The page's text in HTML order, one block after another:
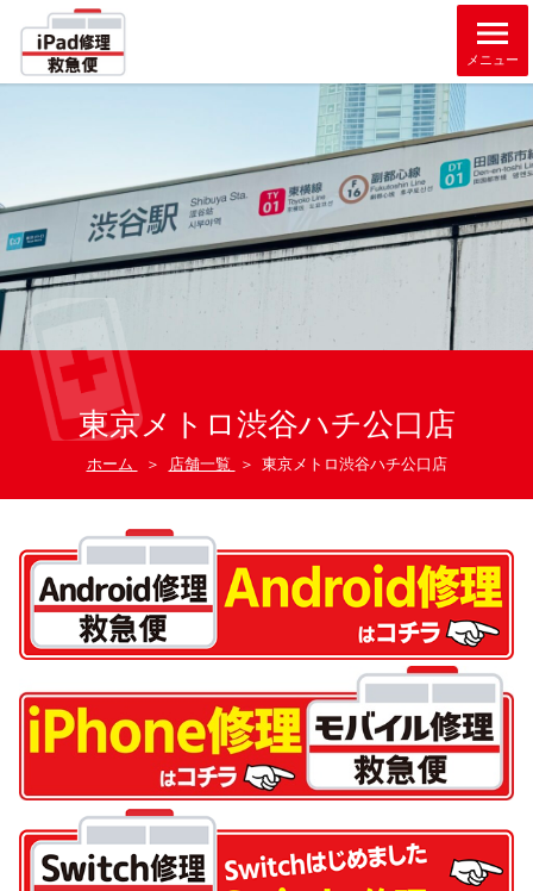
メニュー
東京メトロ渋谷ハチ公口店
ホーム ＞ 店舗一覧 ＞ 東京メトロ渋谷ハチ公口店